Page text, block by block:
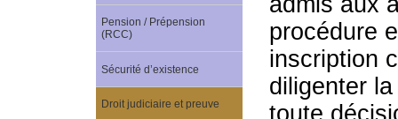
procédure
inscription
diligenter la
Pension / Prépension
(RCC)
Sécurité d’existence
Droit judiciaire et preuve